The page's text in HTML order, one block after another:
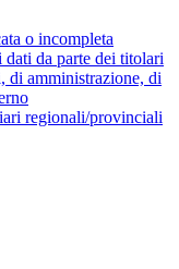
o incompleta
dati da parte dei titolari
di amministrazione, di
regionali/provinciali